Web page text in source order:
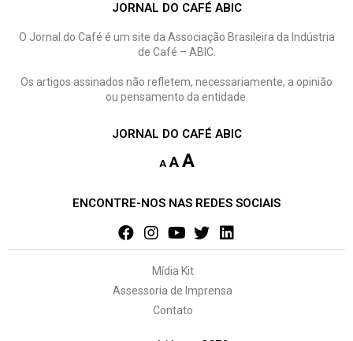
JORNAL DO CAFÉ ABIC
O Jornal do Café é um site da Associação Brasileira da Indústria
de Café – ABIC.
Os artigos assinados não refletem, necessariamente, a opinião
ou pensamento da entidade.
JORNAL DO CAFÉ ABIC
A A A
ENCONTRE-NOS NAS REDES SOCIAIS
Mídia Kit
Assessoria de Imprensa
Contato